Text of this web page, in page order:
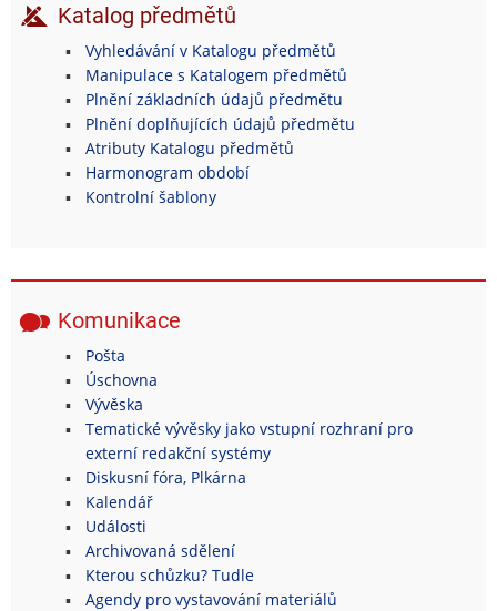
Katalog předmětů
Vyhledávání v Katalogu předmětů
Manipulace s Katalogem předmětů
Plnění základních údajů předmětu
Plnění doplňujících údajů předmětu
Atributy Katalogu předmětů
Harmonogram období
Kontrolní šablony
Komunikace
Pošta
Úschovna
Vývěska
Tematické vývěsky jako vstupní rozhraní pro
externí redakční systémy
Diskusní fóra, Plkárna
Kalendář
Události
Archivovaná sdělení
Kterou schůzku? Tudle
Agendy pro vystavování materiálů